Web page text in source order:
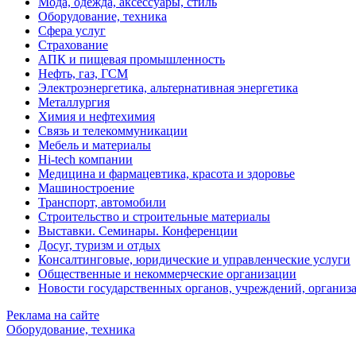
Оборудование, техника
Сфера услуг
Страхование
АПК и пищевая промышленность
Нефть, газ, ГСМ
Электроэнергетика, альтернативная энергетика
Металлургия
Химия и нефтехимия
Связь и телекоммуникации
Мебель и материалы
Hi-tech компании
Медицина и фармацевтика, красота и здоровье
Машиностроение
Транспорт, автомобили
Строительство и строительные материалы
Выставки. Семинары. Конференции
Досуг, туризм и отдых
Консалтинговые, юридические и управленческие услуги
Общественные и некоммерческие организации
Новости государственных органов, учреждений,
Реклама на сайте
Оборудование, техника